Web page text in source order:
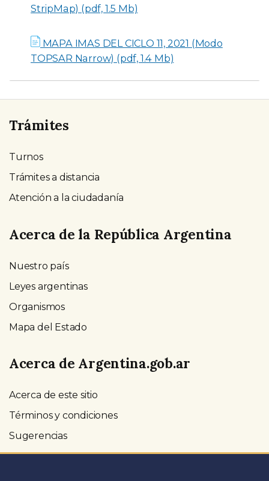
StripMap) (pdf, 1.5 Mb)
MAPA IMAS DEL CICLO 11, 2021 (Modo
TOPSAR Narrow) (pdf, 1.4 Mb)
Trámites
Turnos
Trámites a distancia
Atención a la ciudadanía
Acerca de la República Argentina
Nuestro país
Leyes argentinas
Organismos
Mapa del Estado
Acerca de Argentina.gob.ar
Acerca de este sitio
Términos y condiciones
Sugerencias